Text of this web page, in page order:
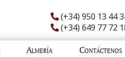
(+34) 950 13 44
(+34) 649 77 72
Almería Contáctenos